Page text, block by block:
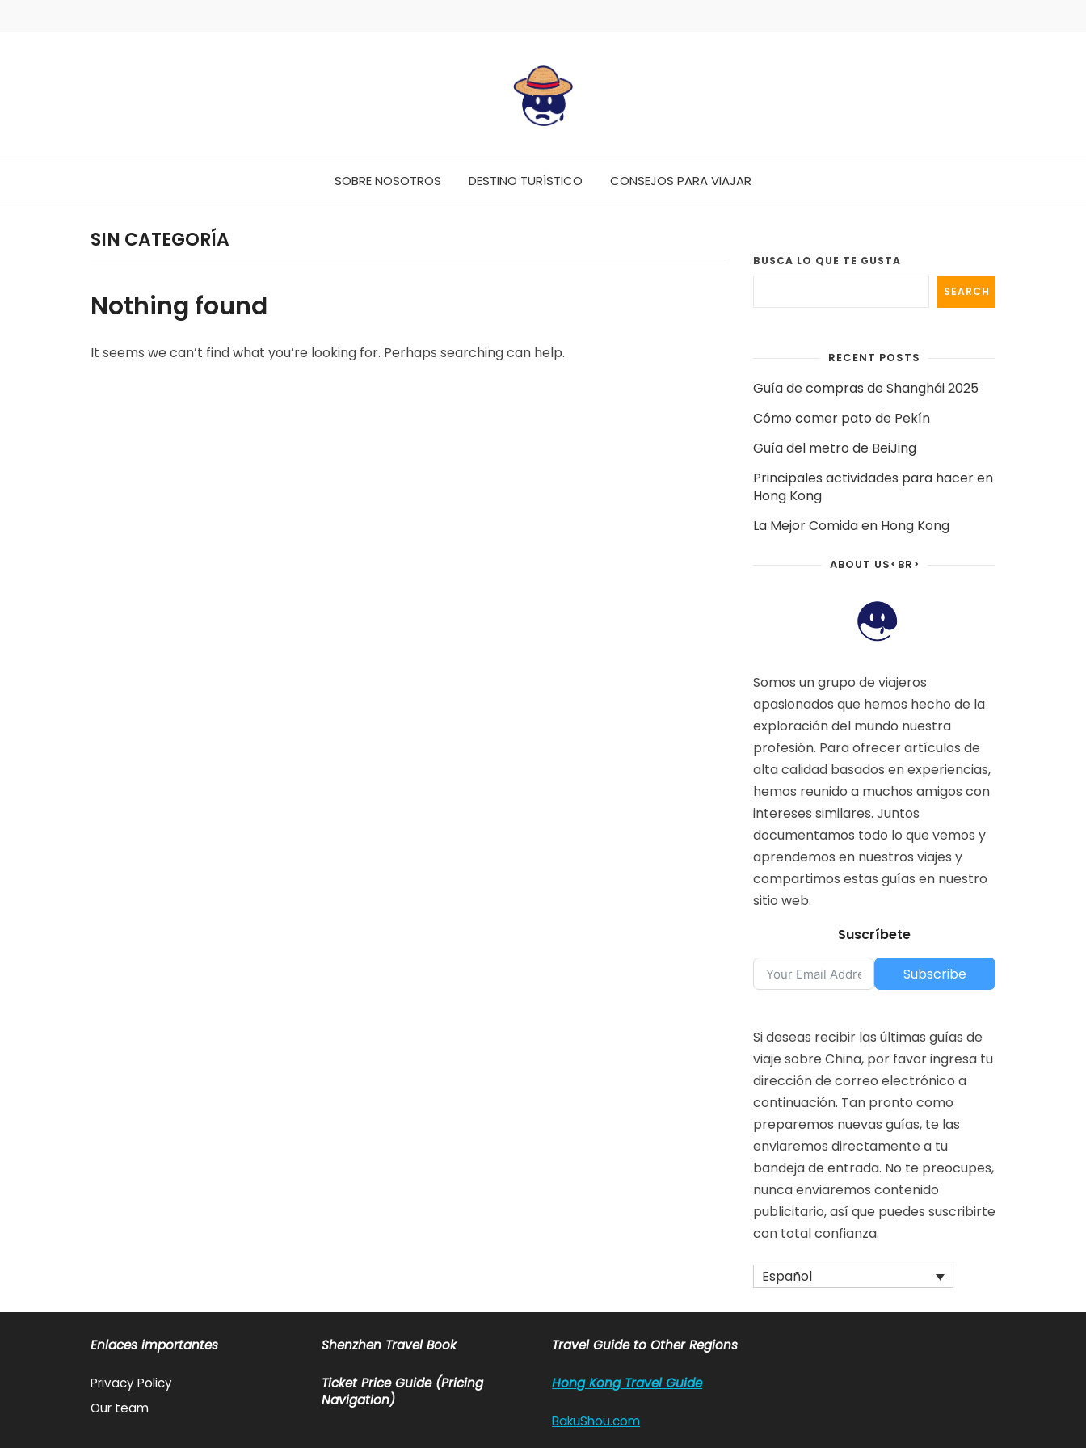
SOBRE NOSOTROS DESTINO TURÍSTICO CONSEJOS PARA VIAJAR
SIN CATEGORÍA
Nothing found
It seems we can’t find what you’re looking for. Perhaps searching can help.
BUSCA LO QUE TE GUSTA
SEARCH
RECENT POSTS
Guía de compras de Shanghái 2025
Cómo comer pato de Pekín
Guía del metro de BeiJing
Principales actividades para hacer en
Hong Kong
La Mejor Comida en Hong Kong
ABOUT US<BR>
Somos un grupo de viajeros
apasionados que hemos hecho de la
exploración del mundo nuestra
profesión. Para ofrecer artículos de
alta calidad basados en experiencias,
hemos reunido a muchos amigos con
intereses similares. Juntos
documentamos todo lo que vemos y
aprendemos en nuestros viajes y
compartimos estas guías en nuestro
sitio web.
Suscríbete
Subscribe
Si deseas recibir las últimas guías de
viaje sobre China, por favor ingresa tu
dirección de correo electrónico a
continuación. Tan pronto como
preparemos nuevas guías, te las
enviaremos directamente a tu
bandeja de entrada. No te preocupes,
nunca enviaremos contenido
publicitario, así que puedes suscribirte
con total confianza.
Español
Enlaces importantes
Privacy Policy
Our team
Shenzhen Travel Book
Ticket Price Guide (Pricing
Navigation)
Travel Guide to Other Regions
Hong Kong Travel Guide
BakuShou.com